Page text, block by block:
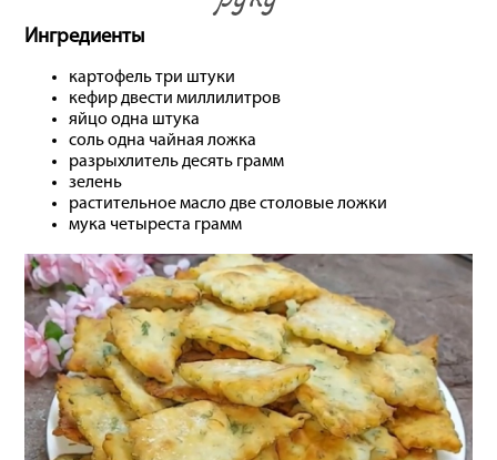
Ингредиенты
картофель три штуки
кефир двести миллилитров
яйцо одна штука
соль одна чайная ложка
разрыхлитель десять грамм
зелень
растительное масло две столовые ложки
мука четыреста грамм